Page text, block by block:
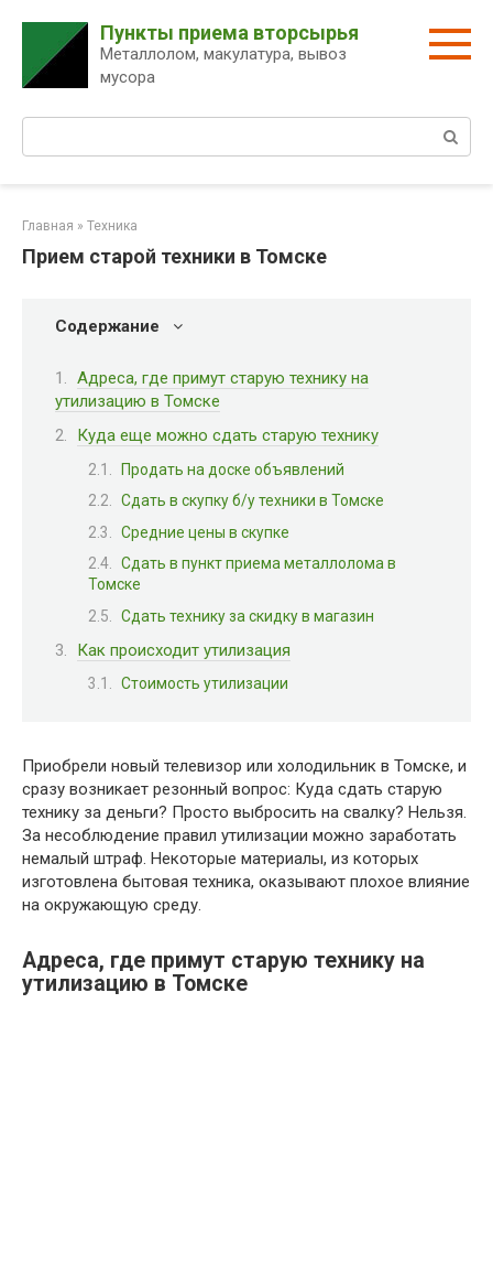
контенту
Пункты приема вторсырья
Металлолом, макулатура, вывоз
мусора
Главная » Техника
Прием старой техники в Томске
Содержание
Адреса, где примут старую технику на
утилизацию в Томске
Куда еще можно сдать старую технику
Продать на доске объявлений
Сдать в скупку б/у техники в Томске
Средние цены в скупке
Сдать в пункт приема металлолома в
Томске
Сдать технику за скидку в магазин
Как происходит утилизация
Стоимость утилизации
Приобрели новый телевизор или холодильник в Томске, и
сразу возникает резонный вопрос: Куда сдать старую
технику за деньги? Просто выбросить на свалку? Нельзя.
За несоблюдение правил утилизации можно заработать
немалый штраф. Некоторые материалы, из которых
изготовлена бытовая техника, оказывают плохое влияние
на окружающую среду.
Адреса, где примут старую технику на
утилизацию в Томске